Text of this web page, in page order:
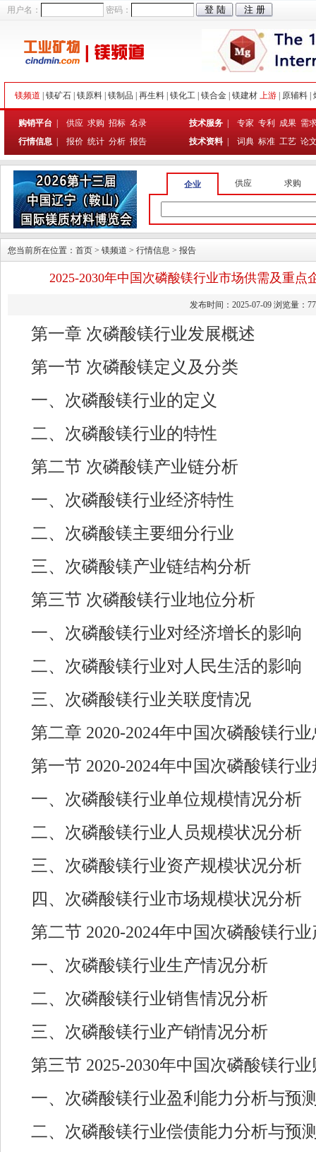
用户名： 密码：
镁频道 镁矿石 镁原料 镁制品 再生料 镁化工 镁合金 镁建材 上游 原辅料
购销平台 供应 求购 招标 名录
行情信息
报价 统计 分析 报告
技术服务 专家 专利 成果 需
技术资料
词典 标准 工艺 论
企业 供应 求购
您当前所在位置： 首页 > 镁频道 > 行情信息 > 报告
2025-2030年中国次磷酸镁行业市场供需及重点
发布时间：2025-07-09 浏览量：
第一章 次磷酸镁行业发展概述
第一节 次磷酸镁定义及分类
一、次磷酸镁行业的定义
二、次磷酸镁行业的特性
第二节 次磷酸镁产业链分析
一、次磷酸镁行业经济特性
二、次磷酸镁主要细分行业
三、次磷酸镁产业链结构分析
第三节 次磷酸镁行业地位分析
一、次磷酸镁行业对经济增长的影响
二、次磷酸镁行业对人民生活的影响
三、次磷酸镁行业关联度情况
第二章 2020-2024年中国次磷酸镁行
第一节 2020-2024年中国次磷酸镁行
一、次磷酸镁行业单位规模情况分析
二、次磷酸镁行业人员规模状况分析
三、次磷酸镁行业资产规模状况分析
四、次磷酸镁行业市场规模状况分析
第二节 2020-2024年中国次磷酸镁行
一、次磷酸镁行业生产情况分析
二、次磷酸镁行业销售情况分析
三、次磷酸镁行业产销情况分析
第三节 2025-2030年中国次磷酸镁行
一、次磷酸镁行业盈利能力分析与预
二、次磷酸镁行业偿债能力分析与预